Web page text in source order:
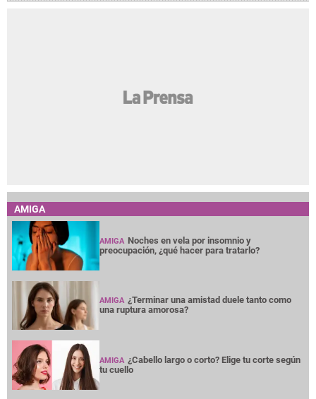
AMIGA
AMIGA Noches en vela por insomnio y
preocupación, ¿qué hacer para tratarlo?
AMIGA ¿Terminar una amistad duele tanto como
una ruptura amorosa?
AMIGA ¿Cabello largo o corto? Elige tu corte según
tu cuello